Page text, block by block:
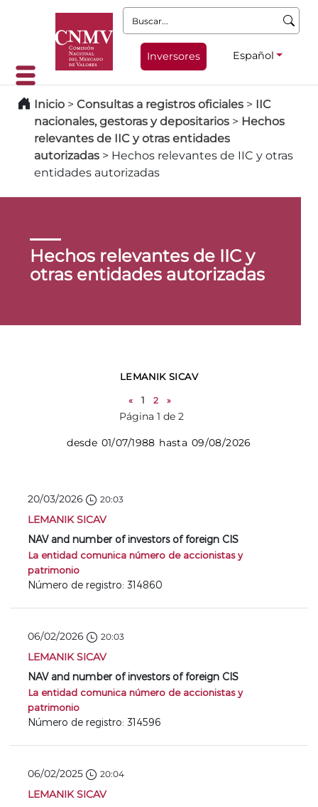
Buscar:
Inversores Español
Inicio > Consultas a registros oficiales > IIC
nacionales, gestoras y depositarios > Hechos
relevantes de IIC y otras entidades
autorizadas > Hechos relevantes de IIC y otras
entidades autorizadas
Hechos relevantes de IIC y
otras entidades autorizadas
LEMANIK SICAV
« 1 2 »
Página 1 de 2
desde 01/07/1988 hasta 09/08/2026
20/03/2026 20:03
LEMANIK SICAV
NAV and number of investors of foreign CIS
La entidad comunica número de accionistas y
patrimonio
Número de registro: 314860
06/02/2026 20:03
LEMANIK SICAV
NAV and number of investors of foreign CIS
La entidad comunica número de accionistas y
patrimonio
Número de registro: 314596
06/02/2025 20:04
LEMANIK SICAV